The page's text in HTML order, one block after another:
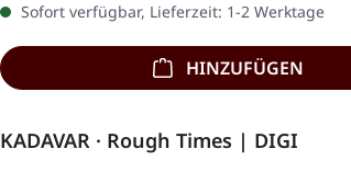
Sofort verfügbar, Lieferzeit: 1-2 Werktage
HINZUFÜGEN
KADAVAR · Rough Times | DIGI